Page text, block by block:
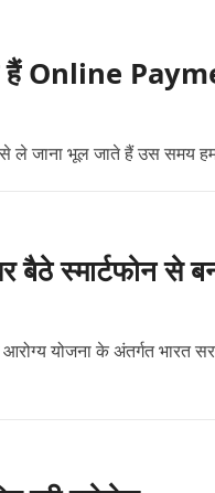
हैं Online
ले जाना भूल जाते हैं उस समय
से
योजना के अंतर्गत भारत